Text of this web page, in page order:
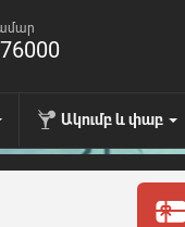
Ակումբ և փաբ